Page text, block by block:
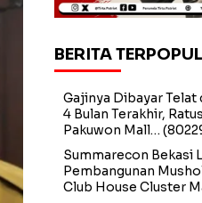
BERITA
Gajinya Dibayar Telat
4 Bulan Terakhir,
Pakuwon Mall…
Summarecon Bekasi
Pembangunan
Club House Cluster